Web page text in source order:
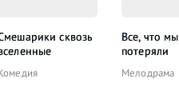
сквозь
Все, что мы
потеряли
Мелодрама